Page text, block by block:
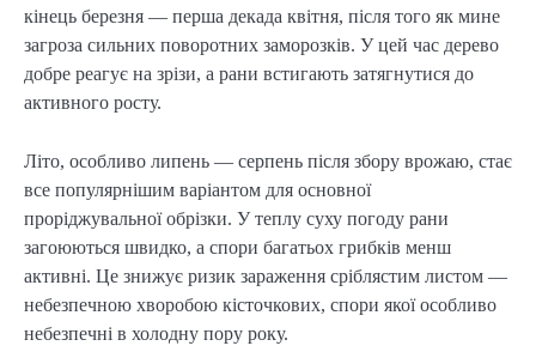
кінець березня — перша декада квітня, після того як мине
загроза сильних поворотних заморозків. У цей час дерево
добре реагує на зрізи, а рани встигають затягнутися до
активного росту.
Літо, особливо липень — серпень після збору врожаю, стає
все популярнішим варіантом для основної
проріджувальної обрізки. У теплу суху погоду рани
загоюються швидко, а спори багатьох грибків менш
активні. Це знижує ризик зараження сріблястим листом —
небезпечною хворобою кісточкових, спори якої особливо
небезпечні в холодну пору року.